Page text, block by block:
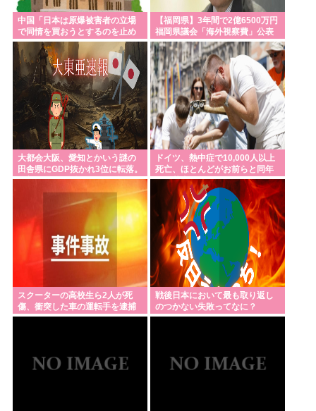
中国「日本は原爆被害者の立場
で同情を買おうとするのを止め
ろ」
【福岡県】3年間で2億6500万円
福岡県議会「海外視察費」公表
大都会大阪、愛知とかいう謎の
田舎県にGDP抜かれ3位に転落。
維新のお陰で潤ってるはずじ
ドイツ、熱中症で10,000人以上
死亡、ほとんどがお前らと同年
代で若者は元気
スクーターの高校生ら2人が死
傷、衝突した車の運転手を逮捕
戦後日本において最も取り返し
のつかない失敗ってなに？